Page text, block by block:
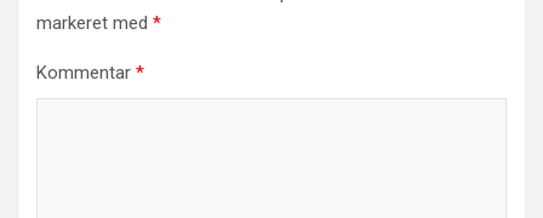
markeret med *
Kommentar *